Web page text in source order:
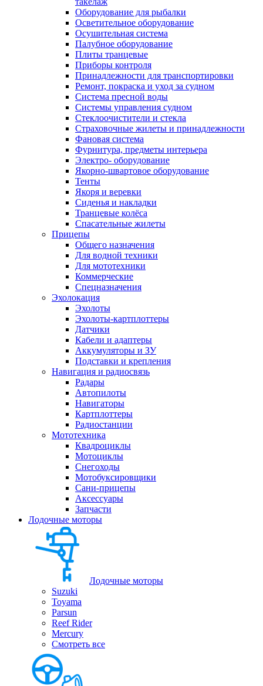
Оборудование для рыбалки
Осветительное оборудование
Осушительная система
Палубное оборудование
Плиты транцевые
Приборы контроля
Принадлежности для транспортировки
Ремонт, покраска и уход за судном
Система пресной воды
Системы управления судном
Стеклоочистители и стекла
Страховочные жилеты и принадлежности
Фановая система
Фурнитура, предметы интерьера
Электро- оборудование
Якорно-швартовое оборудование
Тенты
Якоря и веревки
Сиденья и накладки
Транцевые колёса
Спасательные жилеты
Прицепы
Общего назначения
Для водной техники
Для мототехники
Коммерческие
Спецназначения
Эхолокация
Эхолоты
Эхолоты-картплоттеры
Датчики
Кабели и адаптеры
Аккумуляторы и ЗУ
Подставки и крепления
Навигация и радиосвязь
Радары
Автопилоты
Навигаторы
Картплоттеры
Радиостанции
Мототехника
Квадроциклы
Мотоциклы
Снегоходы
Мотобуксировщики
Сани-прицепы
Аксессуары
Запчасти
Лодочные моторы
Лодочные моторы
Suzuki
Toyama
Parsun
Reef Rider
Mercury
Смотреть все